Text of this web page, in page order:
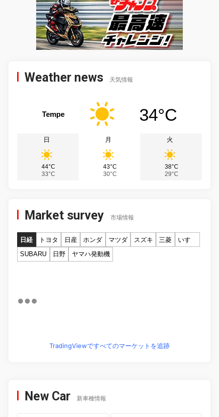
Weather news 天気情報
Tempe 34°C
日
44°C
33°C
月
43°C
30°C
火
38°C
29°C
Market survey 市場情報
日経 トヨタ 日産 ホンダ マツダ スズキ 三菱
いすゞ
SUBARU
日野 ヤマハ発動機
TradingViewですべてのマーケットを追跡
New Car 新車種情報